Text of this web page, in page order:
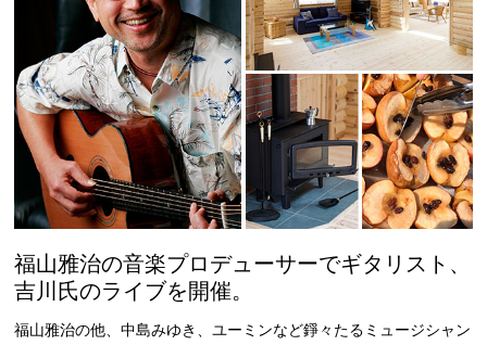
福山雅治の音楽プロデューサーでギタリスト、
吉川氏のライブを開催。
福山雅治の他、中島みゆき、ユーミンなど錚々たるミュージシャン